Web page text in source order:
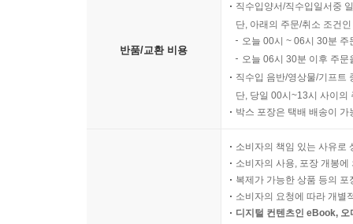
반품/교환 비용
직수입양서/직수입일서중
단, 아래의 주문/취소 조건
오늘 00시 ~ 06시 30분
오늘 06시 30분 이후 주
직수입 음반/영상물/기프트
단, 당일 00시~13시 사이의
박스 포장은 택배 배송이
소비자의 책임 있는 사유로
소비자의 사용, 포장 개봉
복제가 가능한 상품 등의
소비자의 요청에 따라 개별
디지털 컨텐츠인 eBook,